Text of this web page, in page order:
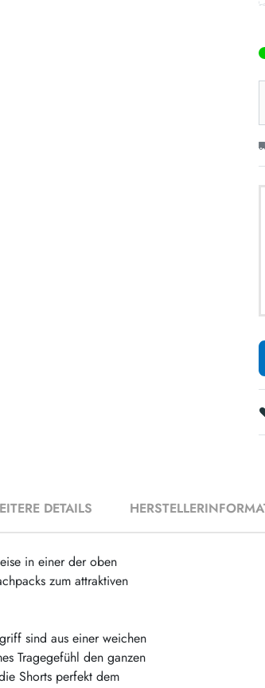
DETAILS
in einer der oben
zum attraktiven
sind aus einer weichen
Tragegefühl den ganzen
Shorts perfekt dem